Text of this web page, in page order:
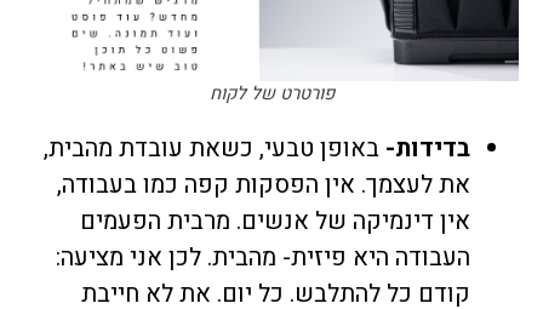
פורטרט של לקוח
בדידות- באופן טבעי, כשאת עובדת מהבית,
את לעצמך. אין הפסקות קפה כמו בעבודה,
אין דינמיקה של אנשים. מרבית הפעמים
העבודה היא פיזית- מהבית. לכן אני מציעה:
קודם כל להתלבש. כל יום. את לא חייבת